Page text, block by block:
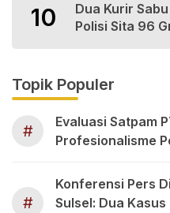
10
Dua Kurir
Polisi Sita 96
Topik Populer
#
Evaluasi Satpam
Profesionalisme
#
Konferensi Pers
Sulsel: Dua